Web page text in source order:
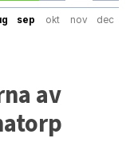
sep okt nov dec
av